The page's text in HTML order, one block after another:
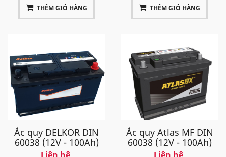
THÊM GIỎ HÀNG THÊM GIỎ HÀNG
Ắc quy DELKOR DIN
60038 (12V - 100Ah)
Ắc quy Atlas MF DIN
60038 (12V - 100Ah)